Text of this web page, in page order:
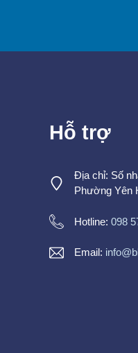
Hỗ trợ
Địa chỉ: Số
Phường Yên
Hotline:098
Email: